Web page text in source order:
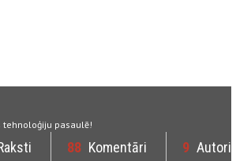
tehnoloģiju pasaulē!
88 Komentāri 9 Autori